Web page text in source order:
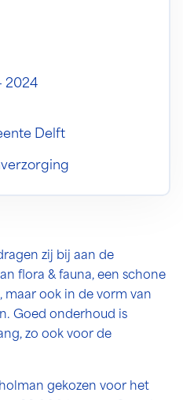
2024
Delft
zij bij aan de
flora & fauna, een schone
maar ook in de vorm van
Goed onderhoud is
zo ook voor de
gekozen voor het